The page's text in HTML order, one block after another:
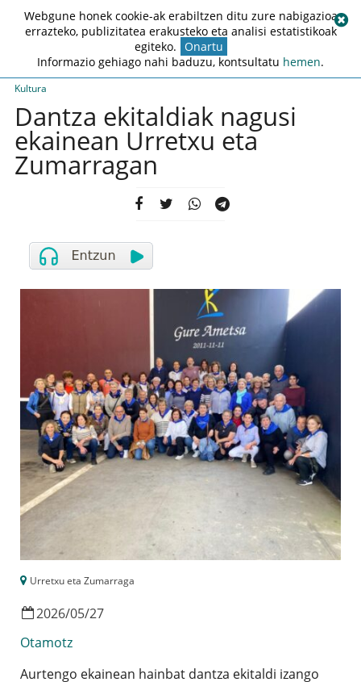
Kultura
Dantza ekitaldiak nagusi
ekainean Urretxu eta
Zumarragan
Urretxu eta Zumarraga
2026/05/27
Otamotz
Aurtengo ekainean hainbat dantza ekitaldi izango
Webgune honek cookie-ak erabiltzen ditu zure nabigazioa
errazteko, publizitatea erakusteko eta analisi estatistikoak
egiteko. Onartu
Informazio gehiago nahi baduzu, kontsultatu hemen.